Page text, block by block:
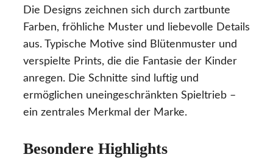
Die Designs zeichnen sich durch zartbunte
Farben, fröhliche Muster und liebevolle Details
aus. Typische Motive sind Blütenmuster und
verspielte Prints, die die Fantasie der Kinder
anregen. Die Schnitte sind luftig und
ermöglichen uneingeschränkten Spieltrieb –
ein zentrales Merkmal der Marke.
Besondere Highlights